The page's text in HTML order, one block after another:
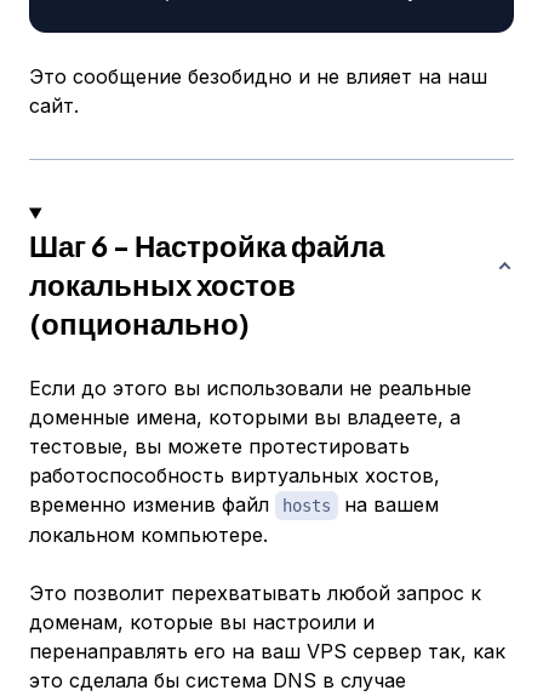
Это сообщение безобидно и не влияет на наш
сайт.
Шаг 6 - Настройка файла
локальных хостов
(опционально)
Если до этого вы использовали не реальные
доменные имена, которыми вы владеете, а
тестовые, вы можете протестировать
работоспособность виртуальных хостов,
временно изменив файл
hosts
на вашем
локальном компьютере.
Это позволит перехватывать любой запрос к
доменам, которые вы настроили и
перенаправлять его на ваш VPS сервер так, как
это сделала бы система DNS в случае